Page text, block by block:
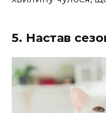
5. Настав